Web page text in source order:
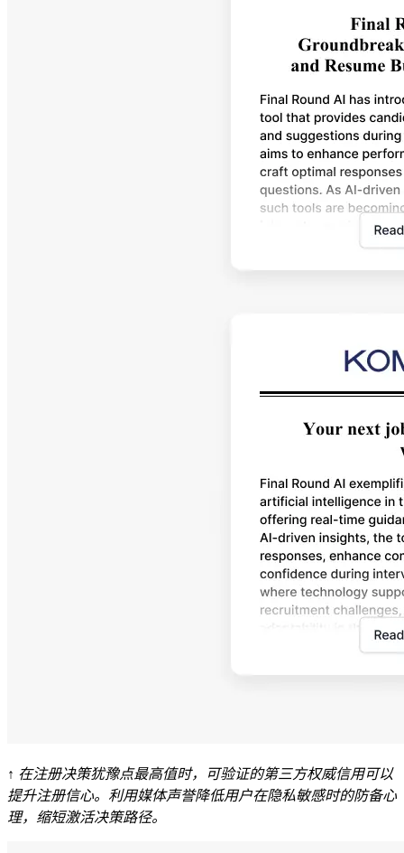
↑ 在注册决策犹豫点最高值时，可验证的第三方权威信用可以
提升注册信心。利用媒体声誉降低用户在隐私敏感时的防备心
理，缩短激活决策路径。